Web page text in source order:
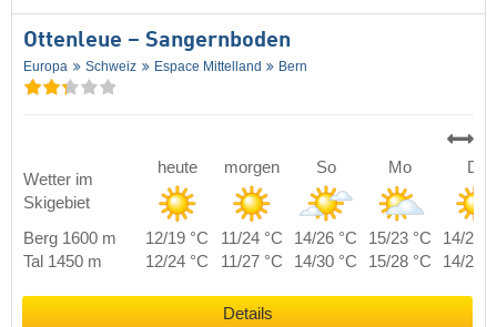
Ottenleue – Sangernboden
Europa Schweiz Espace Mittelland Bern
Wetter im
Skigebiet
heute morgen So Mo Di
Berg 1600 m 12/19 °C 11/24 °C 14/26 °C 15/23 °C
14/21
Tal 1450 m
12/24 °C 11/27 °C 14/30 °C 15/28 °C 14/28
Details